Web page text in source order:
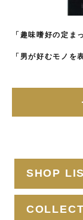
「趣味嗜好の定ま
「男が好むモノを
SHOP